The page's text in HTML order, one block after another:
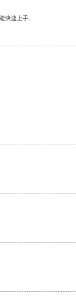
快速上手。